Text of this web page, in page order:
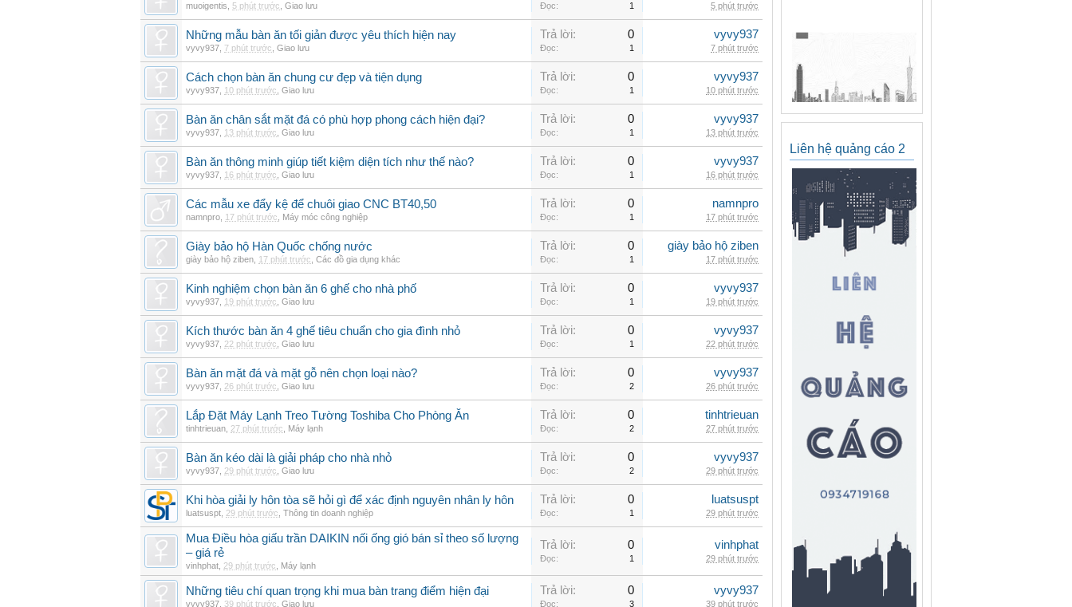
muoigentis 5 phút trước Giao lưu Đọc: 1 5 phút trước
Những mẫu bàn ăn tối giản được yêu thích hiện nay
vyvy937 7 phút trước Giao lưu
Trả lời: 0
Đọc: 1
vyvy937
7 phút trước
Cách chọn bàn ăn chung cư đẹp và tiện dụng
vyvy937 10 phút trước Giao lưu
Trả lời: 0
Đọc: 1
vyvy937
10 phút trước
Bàn ăn chân sắt mặt đá có phù hợp phong cách hiện đại?
vyvy937 13 phút trước Giao lưu
Trả lời: 0
Đọc: 1
vyvy937
13 phút trước
Bàn ăn thông minh giúp tiết kiệm diện tích như thế nào?
vyvy937 16 phút trước Giao lưu
Trả lời: 0
Đọc: 1
vyvy937
16 phút trước
Các mẫu xe đẩy kệ để chuôi giao CNC BT40,50
namnpro 17 phút trước Máy móc công nghiệp
Trả lời: 0
Đọc: 1
namnpro
17 phút trước
Giày bảo hộ Hàn Quốc chống nước
giày bảo hộ ziben 17 phút trước Các đồ gia dụng khác
Trả lời: 0
Đọc: 1
giày bảo hộ ziben
17 phút trước
Kinh nghiệm chọn bàn ăn 6 ghế cho nhà phố
vyvy937 19 phút trước Giao lưu
Trả lời: 0
Đọc: 1
vyvy937
19 phút trước
Kích thước bàn ăn 4 ghế tiêu chuẩn cho gia đình nhỏ
vyvy937 22 phút trước Giao lưu
Trả lời: 0
Đọc: 1
vyvy937
22 phút trước
Bàn ăn mặt đá và mặt gỗ nên chọn loại nào?
vyvy937 26 phút trước Giao lưu
Trả lời: 0
Đọc: 2
vyvy937
26 phút trước
Lắp Đặt Máy Lạnh Treo Tường Toshiba Cho Phòng Ăn
tinhtrieuan 27 phút trước Máy lạnh
Trả lời: 0
Đọc: 2
tinhtrieuan
27 phút trước
Bàn ăn kéo dài là giải pháp cho nhà nhỏ
vyvy937 29 phút trước Giao lưu
Trả lời: 0
Đọc: 2
vyvy937
29 phút trước
Khi hòa giải ly hôn tòa sẽ hỏi gì để xác định nguyên nhân ly hôn
luatsuspt 29 phút trước Thông tin doanh nghiệp
Trả lời: 0
Đọc: 1
luatsuspt
29 phút trước
Mua Điều hòa giấu trần DAIKIN nối ống gió bán sỉ theo số lượng
– giá rẻ
vinhphat 29 phút trước Máy lạnh
Trả lời: 0
Đọc: 1
vinhphat
29 phút trước
Những tiêu chí quan trọng khi mua bàn trang điểm hiện đại
vyvy937 39 phút trước Giao lưu
Trả lời: 0
Đọc: 3
vyvy937
39 phút trước
Liên hệ quảng cáo 2